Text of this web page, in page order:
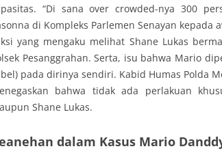
“Di sana over crowded-nya 300
di Kompleks Parlemen Senayan
yang mengaku melihat Shane Lukas
Pesanggrahan. Serta, isu bahwa Mario
pada dirinya sendiri. Kabid Humas Polda
bahwa tidak ada perlakuan
Shane Lukas.
dalam Kasus Mario